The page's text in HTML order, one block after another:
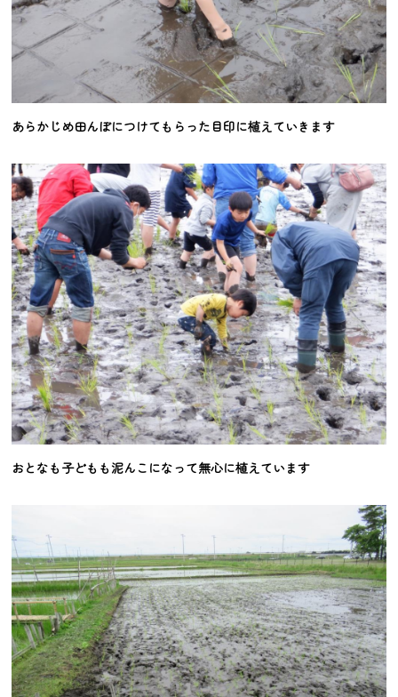
あらかじめ田んぼにつけてもらった目印に植えていきます
おとなも子どもも泥んこになって無心に植えています